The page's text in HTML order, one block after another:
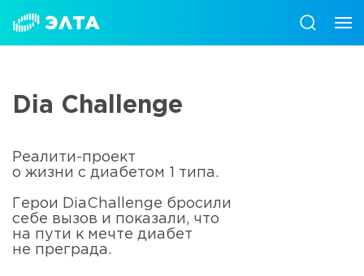
Dia Challenge
Реалити-проект
о жизни с диабетом 1 типа.
Герои DiaChallenge бросили
себе вызов и показали, что
на пути к мечте диабет
не преграда.